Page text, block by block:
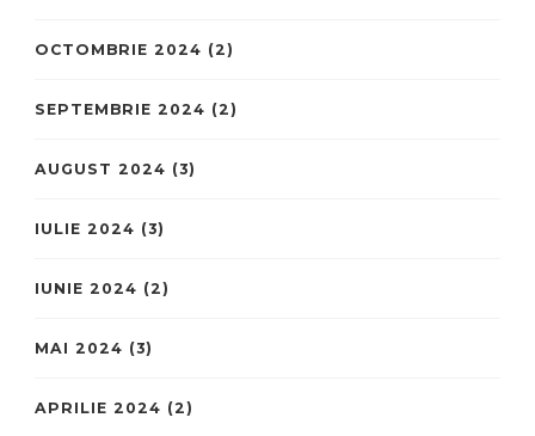
OCTOMBRIE 2024 (2)
SEPTEMBRIE 2024 (2)
AUGUST 2024 (3)
IULIE 2024 (3)
IUNIE 2024 (2)
MAI 2024 (3)
APRILIE 2024 (2)